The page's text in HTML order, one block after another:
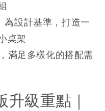
設計基準，打造一
桌架
滿足多樣化的搭配需
升級重點｜